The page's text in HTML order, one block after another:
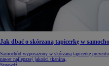
Jak dbać o skórzaną tapicerkę w
Samochód wyposażony w skórzaną tapicerkę
nawet najlepszej jakości tkaniną.